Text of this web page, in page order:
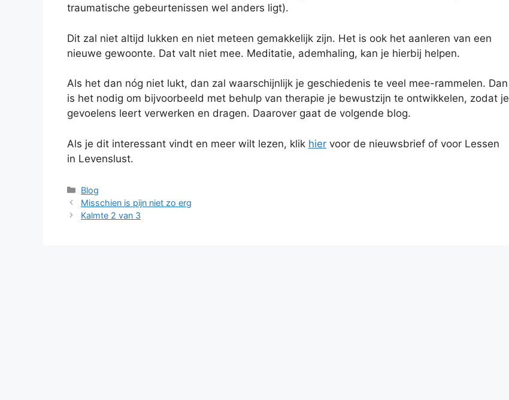
traumatische gebeurtenissen wel anders ligt).
Dit zal niet altijd lukken en niet meteen gemakkelijk zijn. Het is ook het aanleren van een
nieuwe gewoonte. Dat valt niet mee. Meditatie, ademhaling, kan je hierbij helpen.
Als het dan nóg niet lukt, dan zal waarschijnlijk je geschiedenis te veel mee-rammelen. Dan
is het nodig om bijvoorbeeld met behulp van therapie je bewustzijn te ontwikkelen, zodat je
gevoelens leert verwerken en dragen. Daarover gaat de volgende blog.
Als je dit interessant vindt en meer wilt lezen, klik hier voor de nieuwsbrief of voor Lessen
in Levenslust.
Categorieën
Blog
Misschien is pijn niet zo erg
Kalmte 2 van 3